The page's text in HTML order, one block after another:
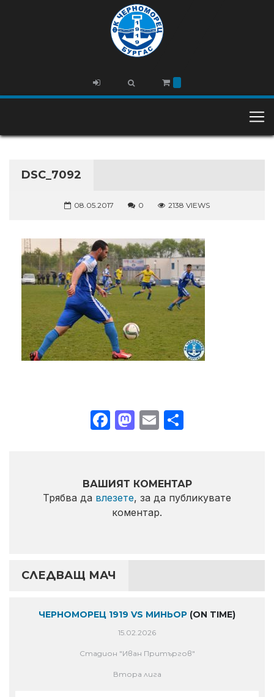
DSC_7092
08.05.2017 0 2138 VIEWS
Facebook
Mastodon
Email
ВАШИЯТ КОМЕНТАР
Трябва да влезете, за да публикувате
коментар.
СЛЕДВАЩ МАЧ
ЧЕРНОМОРЕЦ 1919 VS МИНЬОР (ON TIME)
15.02.2026
Стадион "Иван Притъргов"
Втора лига